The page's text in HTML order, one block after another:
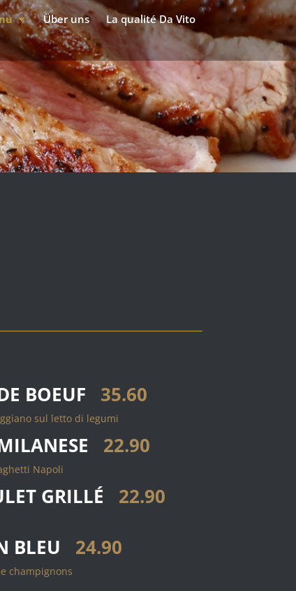
Über uns La qualité Da Vito
BOEUF 35.60
sul letto di legumi
22.90
Napoli
GRILLÉ 22.90
BLEU 24.90
champignons